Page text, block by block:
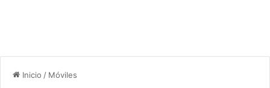
Inicio / Móviles